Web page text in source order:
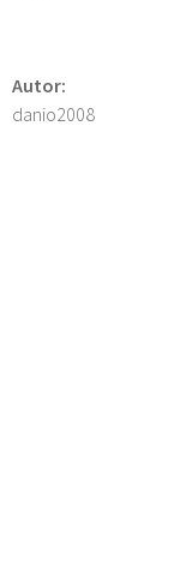
Autor:
danio2008